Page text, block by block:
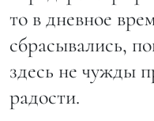
то в дневное
сбрасывались,
здесь не чужды
радости.